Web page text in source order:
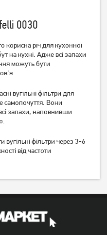
Комплект вугільних
фільтрів Perfelli 0051
610грн
Комплект вугільних
фільтрів Perfelli 0069
0030
корисна річ для кухонної
на кухні. Адже всі запахи
можуть бути
вугільні фільтри для
самопочуття. Вони
запахи, наповнивши
фільтри через 3-6
від частоти